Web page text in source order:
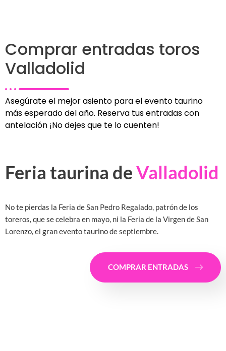
Comprar entradas toros
Valladolid
Asegúrate el mejor asiento para el evento taurino
más esperado del año. Reserva tus entradas con
antelación ¡No dejes que te lo cuenten!
Feria taurina deValladolid
No te pierdas la Feria de San Pedro Regalado, patrón de los
toreros, que se celebra en mayo, ni la Feria de la Virgen de San
Lorenzo, el gran evento taurino de septiembre.
COMPRAR ENTRADAS